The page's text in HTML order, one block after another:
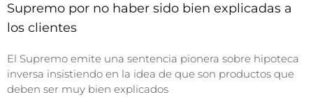
Supremo por no haber sido bien explicadas a
los clientes
El Supremo emite una sentencia pionera sobre hipoteca
inversa insistiendo en la idea de que son productos que
deben ser muy bien explicados